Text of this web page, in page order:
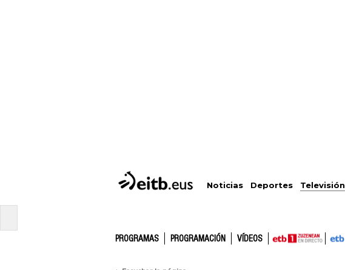
Noticias Deportes Televisión
PROGRAMAS PROGRAMACIÓN VÍDEOS